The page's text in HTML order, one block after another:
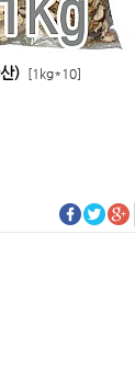
) [1kg*10]